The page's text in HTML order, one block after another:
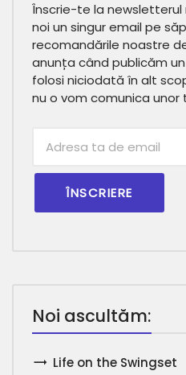
Înscrie-te la newsletterul
noi un singur email pe
recomandările noastre
anunța când publicăm
folosi niciodată în alt
nu o vom comunica unor
Email
Noi ascultăm:
Life on the Swingset